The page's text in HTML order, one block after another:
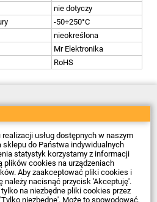
nie dotyczy
-50÷250°C
nieokreślona
Mr Elektronika
RoHS
08-05
2026
usług dostępnych w naszym
do Państwa indywidualnych
statystyk korzystamy z informacji
plików cookies na urządzeniach
Aby zaakceptować pliki cookies i
należy nacisnąć przycisk 'Akceptuję'.
na niezbędne pliki cookies przez
niezbędne'. Może to spowodować,